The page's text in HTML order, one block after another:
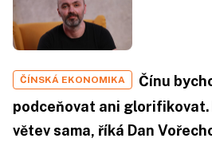
ČÍNSKÁ EKONOMIKA
Čínu
podceňovat ani glorifikovat.
větev sama, říká Dan